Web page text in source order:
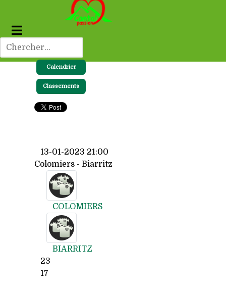
Calendrier
Classements
13-01-2023 21:00
Colomiers - Biarritz
COLOMIERS
BIARRITZ
23
17